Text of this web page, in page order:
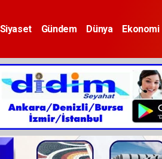
Siyaset Gündem Dünya Ekonomi